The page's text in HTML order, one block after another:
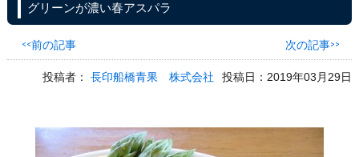
グリーンが濃い春アスパラ
<<前の記事 次の記事>>
投稿者：長印船橋青果 株式会社 投稿日：2019年03月29日